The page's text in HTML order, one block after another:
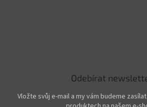
Odebírat
Vložte svůj e-mail a my vám budeme